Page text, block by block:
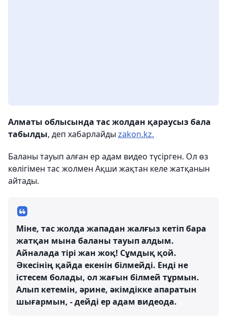
Алматы облысында тас жолдан қараусыз бала
табылды, деп хабарлайды zakon.kz.
Баланы тауып алған ер адам видео түсірген. Ол өз
көлігімен тас жолмен Ақши жақтан келе жатқанын
айтады.
Міне, тас жолда жападан жалғыз кетіп бара
жатқан мына баланы тауып алдым.
Айналада тірі жан жоқ! Сұмдық қой.
Әкесінің қайда екенін білмейді. Енді не
істесем болады, ол жағын білмей тұрмын.
Алып кетемін, әрине, әкімдікке апаратын
шығармын, - дейді ер адам видеода.